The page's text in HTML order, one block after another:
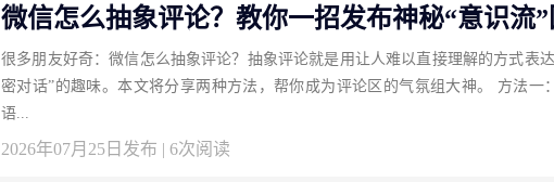
微信怎么抽象评论？教你一招发布神秘“意识流”
很多朋友好奇：微信怎么抽象评论？抽象评论就是用让人难以直接理解的方式表
密对话”的趣味。本文将分享两种方法，帮你成为评论区的气氛组大神。 方法一
语...
2026年07月25日发布 | 6次阅读